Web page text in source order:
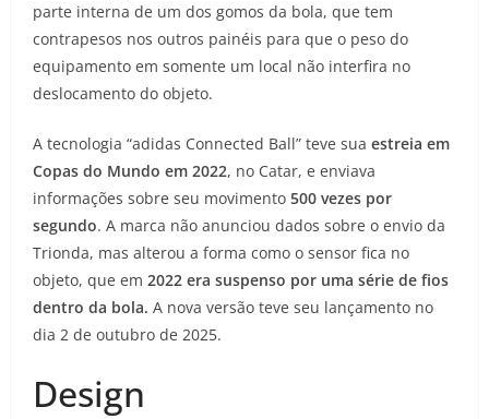
parte interna de um dos gomos da bola, que tem
contrapesos nos outros painéis para que o peso do
equipamento em somente um local não interfira no
deslocamento do objeto.
A tecnologia “adidas Connected Ball” teve sua estreia em
Copas do Mundo em 2022, no Catar, e enviava
informações sobre seu movimento 500 vezes por
segundo. A marca não anunciou dados sobre o envio da
Trionda, mas alterou a forma como o sensor fica no
objeto, que em 2022 era suspenso por uma série de fios
dentro da bola. A nova versão teve seu lançamento no
dia 2 de outubro de 2025.
Design